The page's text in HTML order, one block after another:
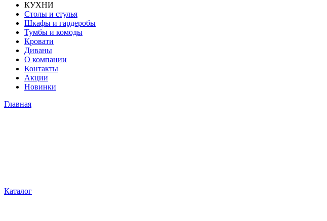
КУХНИ
Столы и стулья
Шкафы и гардеробы
Тумбы и комоды
Кровати
Диваны
О компании
Контакты
Акции
Новинки
Главная
Каталог